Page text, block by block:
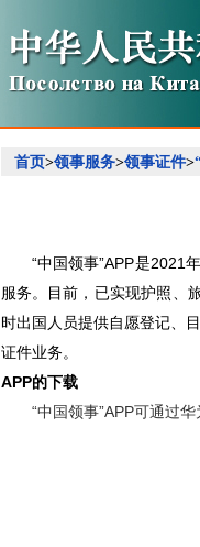
首页>领事服务>领事证件>
“中国领事”APP是2021
服务。目前，已实现护照、
时出国人员提供自愿登记、
证件业务。
APP的下载
“中国领事”APP可通过华